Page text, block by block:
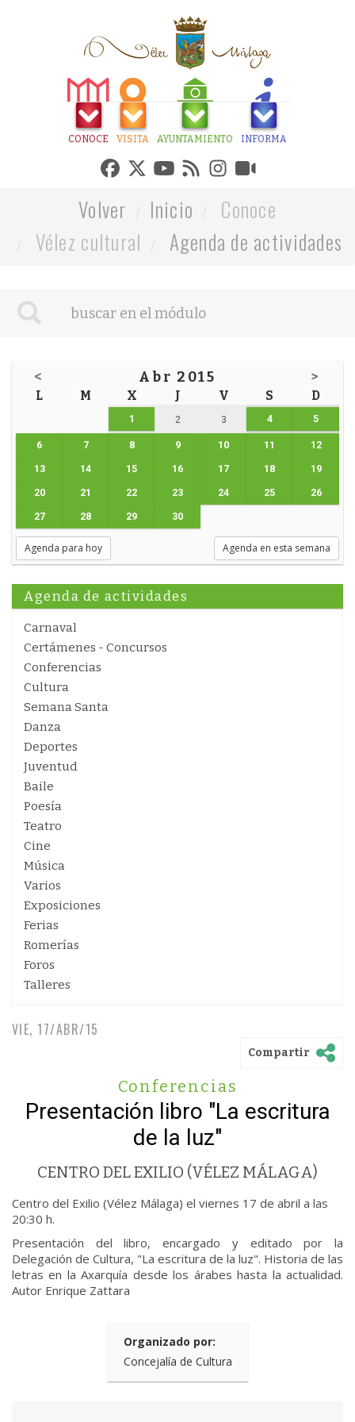
CONOCE VISITA AYUNTAMIENTO INFORMA
Volver Inicio
Conoce
Vélez cultural
Agenda de actividades
< Abr 2015 >
L M X J V S D
1 2 3 4 5
6 7 8 9 10 11 12
13 14 15 16 17 18 19
20 21 22 23 24 25 26
27 28 29 30
Agenda para hoy Agenda en esta semana
Agenda de actividades
Carnaval
Certámenes - Concursos
Conferencias
Cultura
Semana Santa
Danza
Deportes
Juventud
Baile
Poesía
Teatro
Cine
Música
Varios
Exposiciones
Ferias
Romerías
Foros
Talleres
VIE, 17/ABR/15
Compartir
Conferencias
Presentación libro "La escritura
de la luz"
CENTRO DEL EXILIO (VÉLEZ MÁLAGA)
Centro del Exilio (Vélez Málaga) el viernes 17 de abril a las
20:30 h.
Presentación del libro, encargado y editado por la
Delegación de Cultura, "La escritura de la luz". Historia de las
letras en la Axarquía desde los árabes hasta la actualidad.
Autor Enrique Zattara
Organizado por:
Concejalía de Cultura